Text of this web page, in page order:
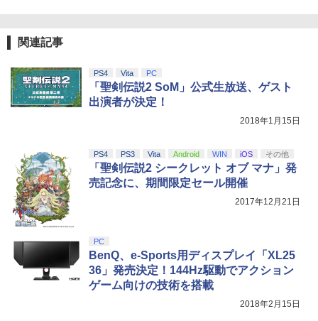
関連記事
PS4 Vita PC
「聖剣伝説2 SoM」公式生放送、ゲスト
出演者が決定！
2018年1月15日
PS4 PS3 Vita Android WIN iOS その他
「聖剣伝説2 シークレット オブ マナ」発
売記念に、期間限定セール開催
2017年12月21日
PC
BenQ、e-Sports用ディスプレイ「XL25
36」発売決定！144Hz駆動でアクション
ゲーム向けの技術を搭載
2018年2月15日